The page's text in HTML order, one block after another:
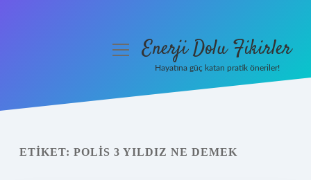
Yasal Uyarı
menüyüEnerji Dolu Fikirler
Hayatına güç katan pratik öneriler!
ETIKET: POLIS 3 YILDIZ NE DEMEK